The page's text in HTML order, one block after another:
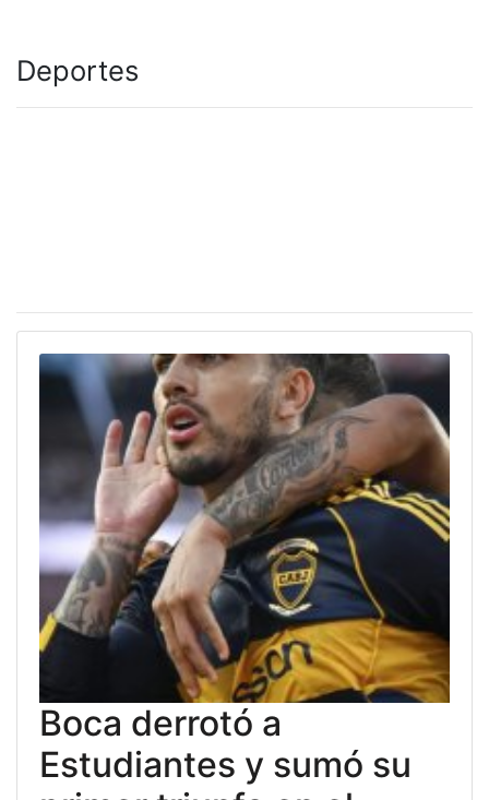
Deportes
Boca derrotó a
Estudiantes y sumó su